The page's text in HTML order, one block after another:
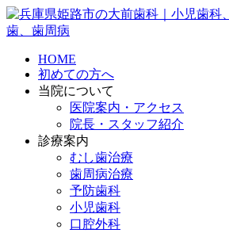
HOME
初めての方へ
当院について
医院案内・アクセス
院長・スタッフ紹介
診療案内
むし歯治療
歯周病治療
予防歯科
小児歯科
口腔外科